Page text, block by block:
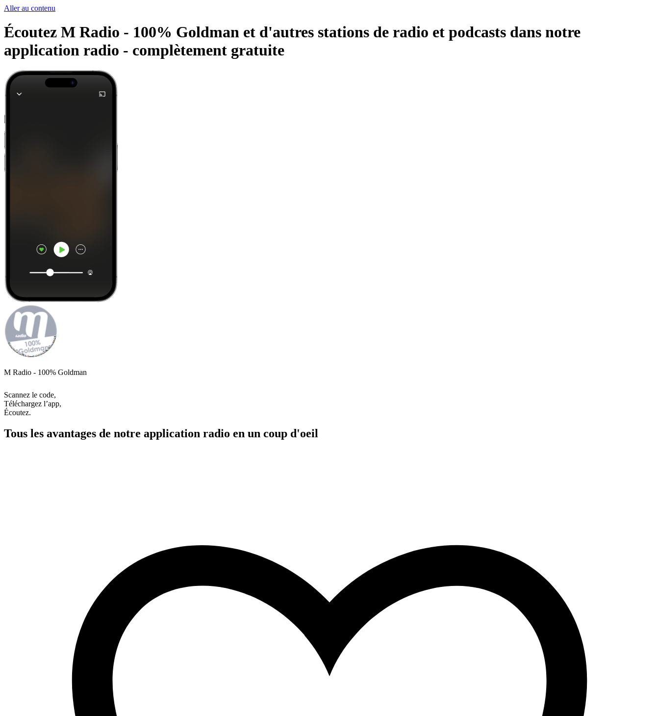
Aller au contenu
Écoutez M Radio - 100% Goldman et d'autres stations de radio et podcasts dans notre
application radio - complètement gratuite
M Radio - 100% Goldman
Scannez le code,
Téléchargez l’app,
Écoutez.
Tous les avantages de notre application radio en un coup d'oeil